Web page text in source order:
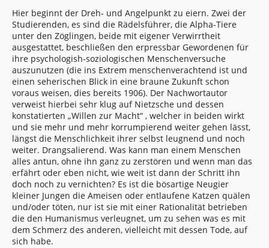
Hier beginnt der Dreh- und Angelpunkt zu eiern. Zwei der
Studierenden, es sind die Rädelsführer, die Alpha-Tiere
unter den Zöglingen, beide mit eigener Verwirrtheit
ausgestattet, beschließen den erpressbar Gewordenen für
ihre psychologish-soziologischen Menschenversuche
auszunutzen (die ins Extrem menschenverachtend ist und
einen seherischen Blick in eine braune Zukunft schon
voraus weisen, dies bereits 1906). Der Nachwortautor
verweist hierbei sehr klug auf Nietzsche und dessen
konstatierten „Willen zur Macht“ , welcher in beiden wirkt
und sie mehr und mehr korrumpierend weiter gehen lässt,
längst die Menschlichkeit ihrer selbst leugnend und noch
weiter. Drangsalierend. Was kann man einem Menschen
alles antun, ohne ihn ganz zu zerstören und wenn man das
erfährt oder eben nicht, wie weit ist dann der Schritt ihn
doch noch zu vernichten? Es ist die bösartige Neugier
kleiner Jungen die Ameisen oder entlaufene Katzen quälen
und/oder töten, nur ist sie mit einer Rationalität betrieben
die den Humanismus verleugnet, um zu sehen was es mit
dem Schmerz des anderen, vielleicht mit dessen Tode, auf
sich habe.